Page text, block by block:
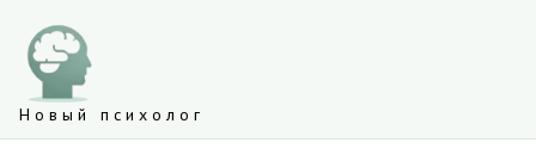
Новый психолог